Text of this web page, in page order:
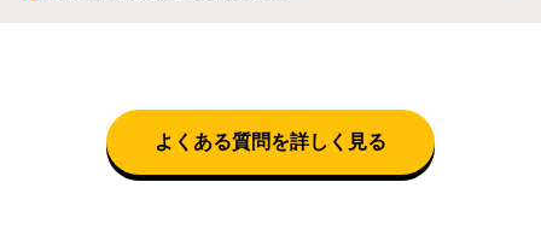
話にて日時決定に関するご連絡をさせて頂きます。
よくある質問を詳しく見る